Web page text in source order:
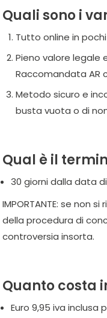
Quali sono i
Tutto online in
Pieno valore legale
Raccomandata AR
Metodo sicuro e
busta vuota o di
Qual è il
30 giorni dalla data
IMPORTANTE: se
della procedura di
controversia insorta.
Quanto costa
Euro 9,95 iva inclusa